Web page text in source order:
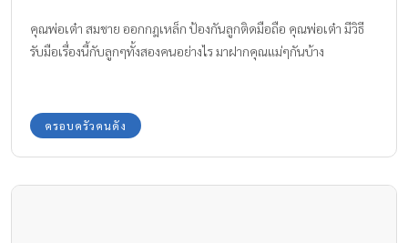
คุณพ่อเต๋า สมชาย ออกกฎเหล็ก ป้องกันลูกติดมือถือ คุณพ่อเต๋า มีวิธี
รับมือเรื่องนี้กับลูกๆทั้งสองคนอย่างไร มาฝากคุณแม่ๆกันบ้าง
ครอบครัวคนดัง